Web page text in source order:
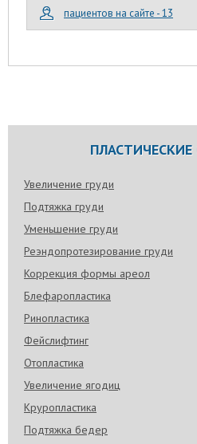
пациентов на сайте - 13
Увеличение груди
Подтяжка груди
Уменьшение груди
Реэндопротезирование груди
Коррекция формы ареол
Блефаропластика
Ринопластика
Фейслифтинг
Отопластика
Увеличение ягодиц
Круропластика
Подтяжка бедер